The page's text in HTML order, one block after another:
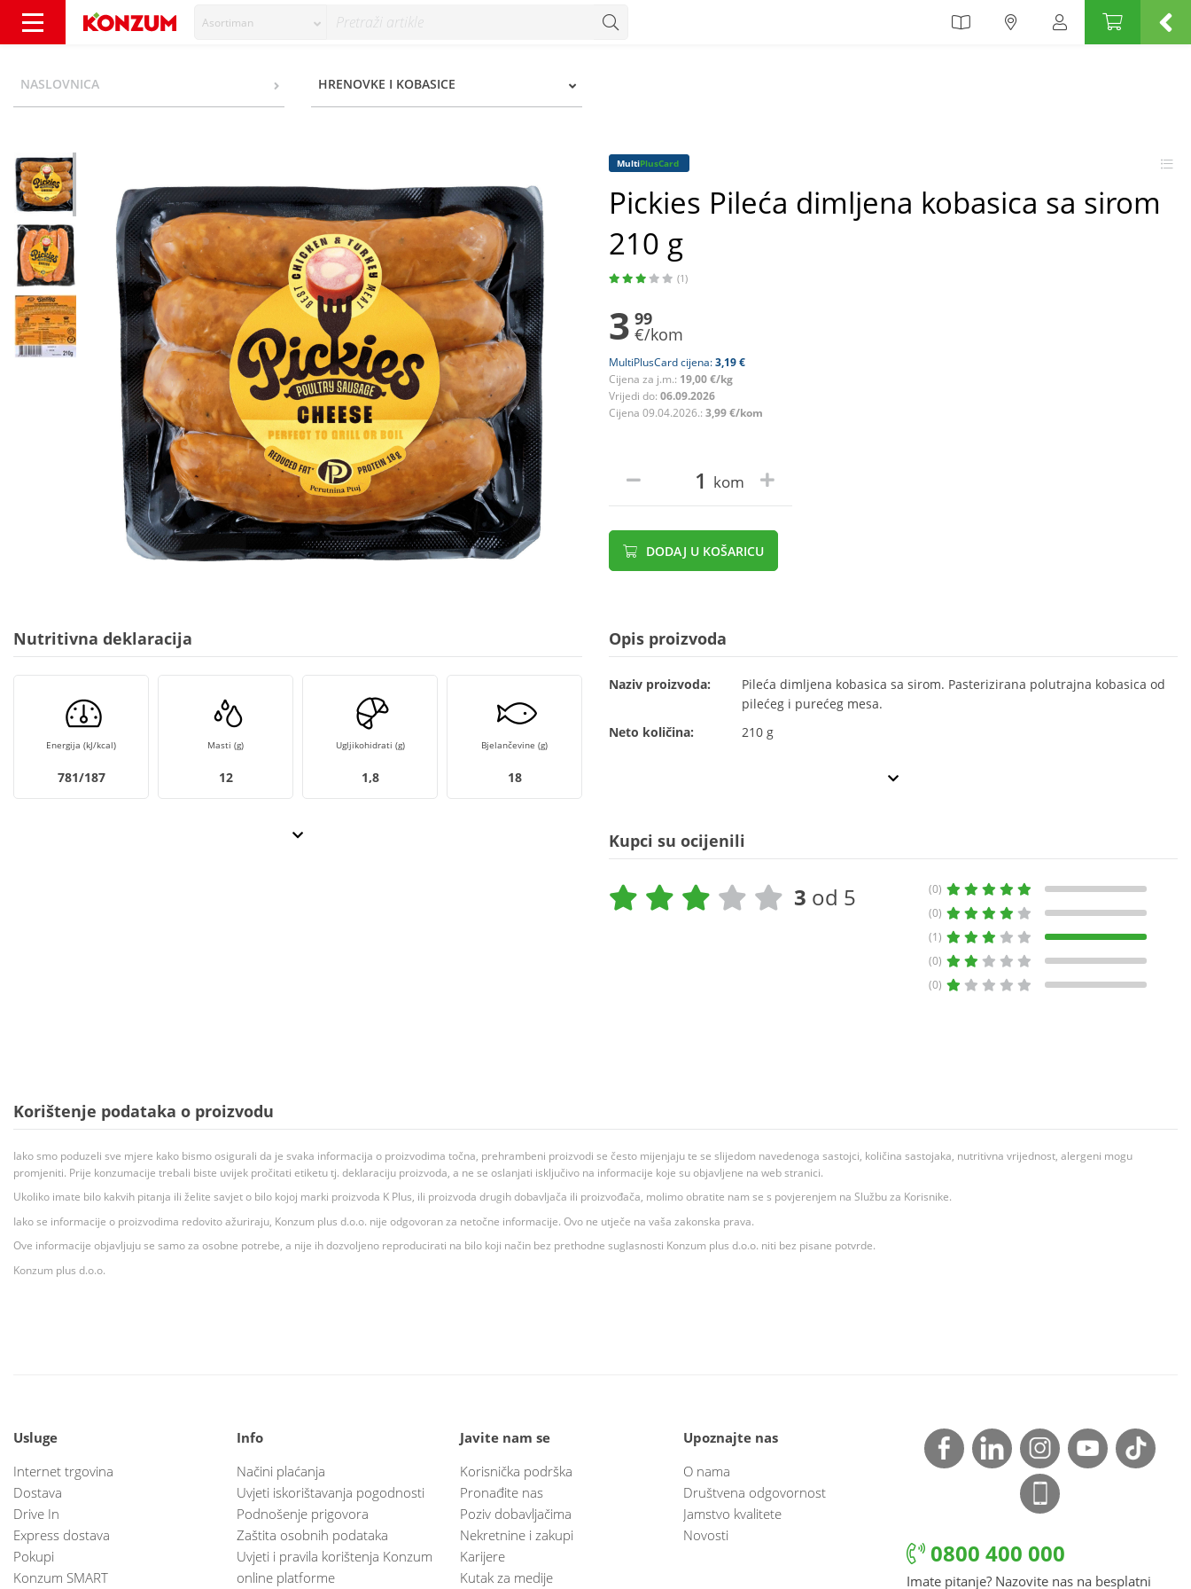
Asortiman
NASLOVNICA HRENOVKE I KOBASICE
MultiPlusCard
Pickies Pileća dimljena kobasica sa sirom
210 g
(1)
3 99
€/kom
MultiPlusCard cijena:3,19 €
Cijena za j.m.: 19,00 €/kg
Vrijedi do: 06.09.2026
Cijena 09.04.2026.: 3,99 €/kom
kom
DODAJ U KOŠARICU
Nutritivna deklaracija
Energija (kJ/kcal)
781/187
Masti (g)
12
Ugljikohidrati (g)
1,8
Bjelančevine (g)
18
Opis proizvoda
Naziv proizvoda:
Pileća dimljena kobasica sa sirom. Pasterizirana polutrajna kobasica od
pilećeg i purećeg mesa.
Neto količina:
210 g
Kupci su ocijenili
3 od 5
(0)
(0)
(1)
(0)
(0)
Korištenje podataka o proizvodu
Iako smo poduzeli sve mjere kako bismo osigurali da je svaka informacija o proizvodima točna, prehrambeni proizvodi se često mijenjaju te se slijedom navedenoga sastojci, količina sastojaka, nutritivna vrijednost, alergeni mogu
promjeniti. Prije konzumacije trebali biste uvijek pročitati etiketu tj. deklaraciju proizvoda, a ne se oslanjati isključivo na informacije koje su objavljene na web stranici.
Ukoliko imate bilo kakvih pitanja ili želite savjet o bilo kojoj marki proizvoda K Plus, ili proizvoda drugih dobavljača ili proizvođača, molimo obratite nam se s povjerenjem na Službu za Korisnike.
Iako se informacije o proizvodima redovito ažuriraju, Konzum plus d.o.o. nije odgovoran za netočne informacije. Ovo ne utječe na vaša zakonska prava.
Ove informacije objavljuju se samo za osobne potrebe, a nije ih dozvoljeno reproducirati na bilo koji način bez prethodne suglasnosti Konzum plus d.o.o. niti bez pisane potvrde.
Konzum plus d.o.o.
Usluge
Internet trgovina
Dostava
Drive In
Express dostava
Pokupi
Konzum SMART
Info
Načini plaćanja
Uvjeti iskorištavanja pogodnosti
Podnošenje prigovora
Zaštita osobnih podataka
Uvjeti i pravila korištenja Konzum
online platforme
Javite nam se
Korisnička podrška
Pronađite nas
Poziv dobavljačima
Nekretnine i zakupi
Karijere
Kutak za medije
Upoznajte nas
O nama
Društvena odgovornost
Jamstvo kvalitete
Novosti
0800 400 000
Imate pitanje? Nazovite nas na besplatni